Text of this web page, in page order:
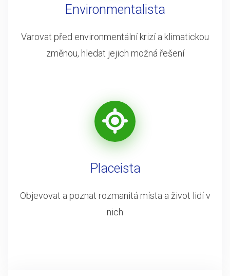
Environmentalista
Varovat před environmentální krizí a klimatickou
změnou, hledat jejich možná řešení
Placeista
Objevovat a poznat rozmanitá místa a život lidí v
nich